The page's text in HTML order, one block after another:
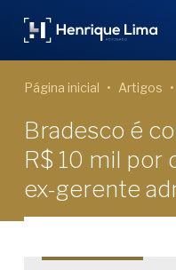
Página inicial Artigos
Bradesco é
R$ 10 mil por
ex-gerente